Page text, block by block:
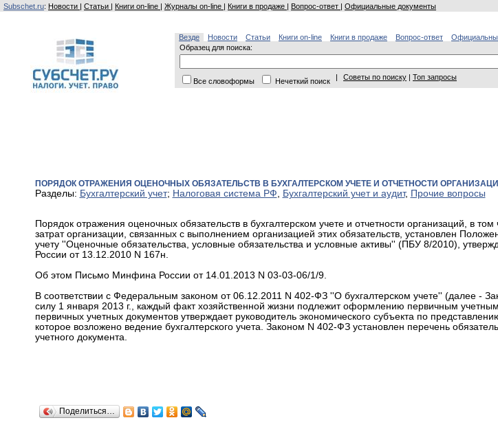
Subschet.ru: Новости | Статьи | Книги on-line | Журналы on-line | Книги в продаже | Вопрос-ответ | Официальные документы
Везде Новости Статьи Книги on-line Книги в продаже Вопрос-ответ
Образец для поиска:
Все словоформы Нечеткий поиск | Советы по поиску | Топ запросы
ПОРЯДОК ОТРАЖЕНИЯ ОЦЕНОЧНЫХ ОБЯЗАТЕЛЬСТВ В БУХГАЛТЕРСКОМ УЧЕТЕ И ОТЧЕТНОСТИ
Разделы: Бухгалтерский учет; Налоговая система РФ, Бухгалтерский учет и аудит, Прочие вопросы
Порядок отражения оценочных обязательств в бухгалтерском учете и отчетности организаций, в
затрат организации, связанных с выполнением организацией этих обязательств, установлен
учету ''Оценочные обязательства, условные обязательства и условные активы'' (ПБУ 8/2010),
России от 13.12.2010 N 167н.
Об этом Письмо Минфина России от 14.01.2013 N 03-03-06/1/9.
В соответствии с Федеральным законом от 06.12.2011 N 402-ФЗ ''О бухгалтерском учете'' (далее -
силу 1 января 2013 г., каждый факт хозяйственной жизни подлежит оформлению первичным
первичных учетных документов утверждает руководитель экономического субъекта по
которое возложено ведение бухгалтерского учета. Законом N 402-ФЗ установлен перечень
учетного документа.
Поделиться…